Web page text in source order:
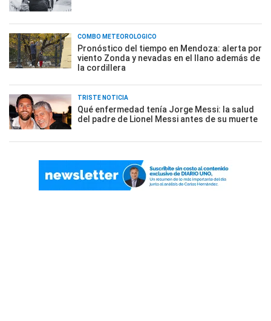
COMBO METEOROLÓGICO
Pronóstico del tiempo en Mendoza: alerta por
viento Zonda y nevadas en el llano además de
la cordillera
TRISTE NOTICIA
Qué enfermedad tenía Jorge Messi: la salud
del padre de Lionel Messi antes de su muerte